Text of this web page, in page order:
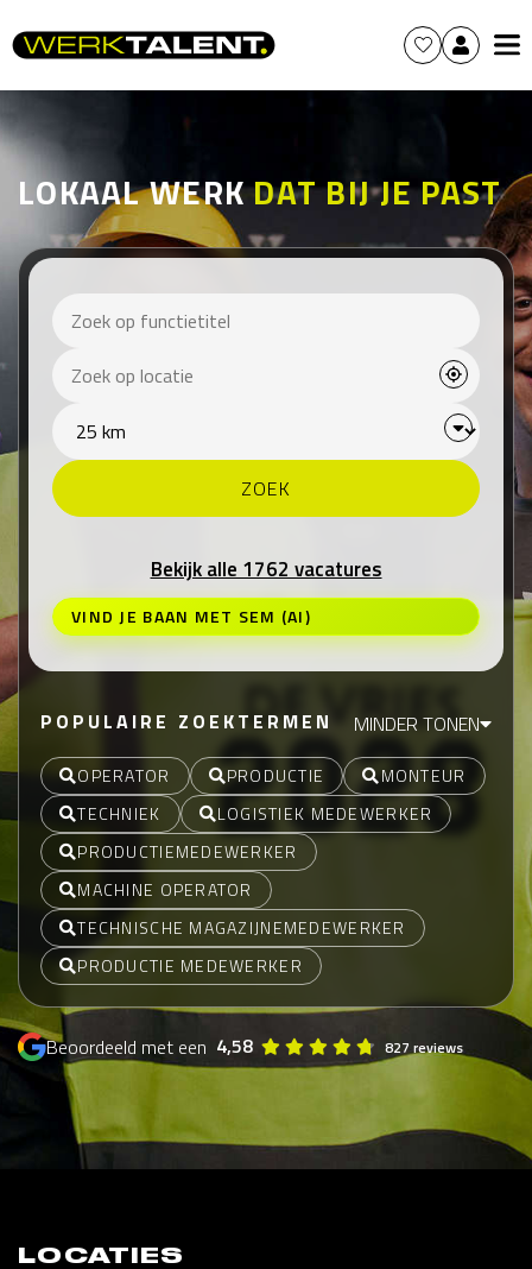
LOKAAL WERKDAT BIJ JE PAST
Bekijk alle 1762 vacatures
VIND JE BAAN MET SEM (AI)
POPULAIRE ZOEKTERMEN MINDER TONEN
OPERATOR PRODUCTIE
MONTEUR
TECHNIEK
LOGISTIEK MEDEWERKER
PRODUCTIEMEDEWERKER
MACHINE OPERATOR
TECHNISCHE MAGAZIJNEMEDEWERKER
PRODUCTIE MEDEWERKER
Beoordeeld met een 4,58 827 reviews
LOCATIES